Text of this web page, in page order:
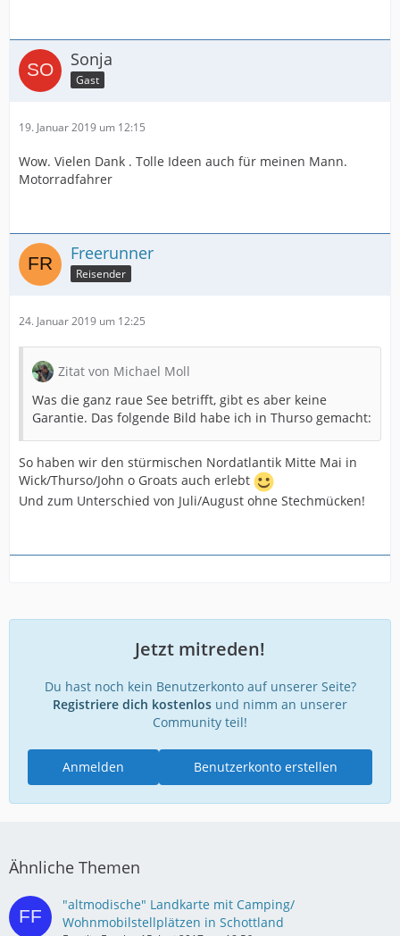
Sonja
Gast
19. Januar 2019 um 12:15
Wow. Vielen Dank . Tolle Ideen auch für meinen Mann.
Motorradfahrer
Freerunner
Reisender
24. Januar 2019 um 12:25
Zitat von Michael Moll
Was die ganz raue See betrifft, gibt es aber keine
Garantie. Das folgende Bild habe ich in Thurso gemacht:
So haben wir den stürmischen Nordatlantik Mitte Mai in
Wick/Thurso/John o Groats auch erlebt
Und zum Unterschied von Juli/August ohne Stechmücken!
Jetzt mitreden!
Du hast noch kein Benutzerkonto auf unserer Seite?
Registriere dich kostenlos und nimm an unserer
Community teil!
Benutzerkonto erstellen
Anmelden
Ähnliche Themen
"altmodische" Landkarte mit Camping/
Wohnmobilstellplätzen in Schottland